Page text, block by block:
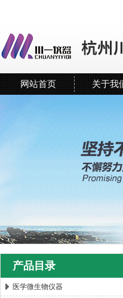
网站首页 关于我
产品目录
医学微生物仪器